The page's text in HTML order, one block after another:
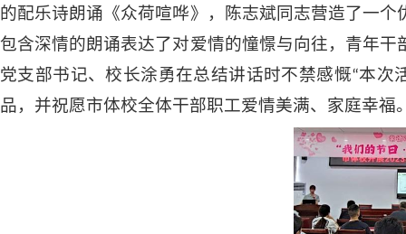
的配乐诗朗诵《众荷喧哗》，陈志斌同志营造了一
包含深情的朗诵表达了对爱情的憧憬与向往，青年
党支部书记、校长涂勇在总结讲话时不禁感慨“本
品，并祝愿市体校全体干部职工爱情美满、家庭幸福